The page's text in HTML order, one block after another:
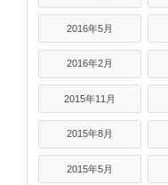
2016年5月
2016年2月
2015年11月
2015年8月
2015年5月